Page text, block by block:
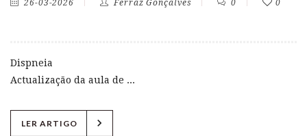
26-03-2026 Ferraz Gonçalves 0 0
Dispneia
Actualização da aula de ...
LER ARTIGO chevron_right